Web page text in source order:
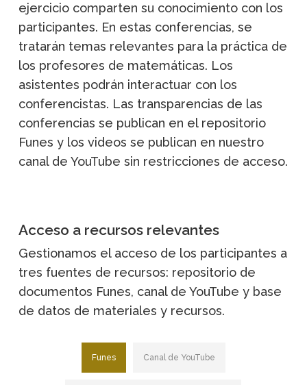
ejercicio comparten su conocimiento con los
participantes. En estas conferencias, se
tratarán temas relevantes para la práctica de
los profesores de matemáticas. Los
asistentes podrán interactuar con los
conferencistas. Las transparencias de las
conferencias se publican en el repositorio
Funes y los videos se publican en nuestro
canal de YouTube sin restricciones de acceso.
Acceso a recursos relevantes
Gestionamos el acceso de los participantes a
tres fuentes de recursos: repositorio de
documentos Funes, canal de YouTube y base
de datos de materiales y recursos.
Funes Canal de YouTube